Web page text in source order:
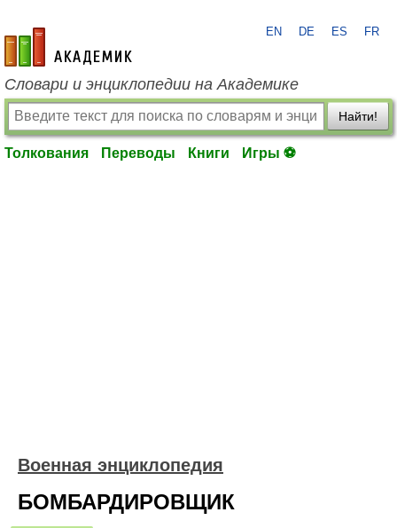
academic.ru
EN DE ES FR
Словари и энциклопедии на Академике
Найти!
Толкования Переводы Книги Игры ⚽
Военная энциклопедия
БОМБАРДИРОВЩИК